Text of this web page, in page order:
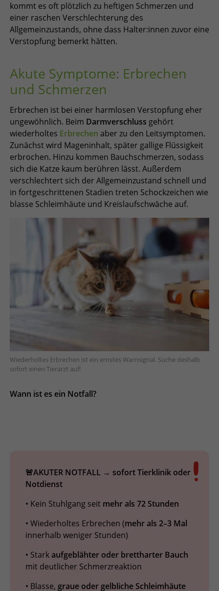
kommt es oft plötzlich zu heftigen Schmerzen und
einer raschen Verschlechterung des
Allgemeinzustands, ohne dass Halter:innen zuvor eine
Verstopfung bemerkt hätten.
Akute Symptome: Erbrechen
und Schmerzen
Erbrechen ist bei einer harmlosen Verstopfung eher
ungewöhnlich. Beim Darmverschluss gehört
wiederholtes Erbrechen aber zu den Leitsymptomen.
Zunächst wird Mageninhalt, später gallige Flüssigkeit
erbrochen. Hinzu kommen Bauchschmerzen, sodass
sich die Katze kaum berühren lässt. Außerdem
verschlechtert sich der Allgemeinzustand schnell und
in fortgeschrittenen Stadien treten Schockzeichen wie
blasse Schleimhäute und Kreislaufschwäche auf.
Wiederholtes Erbrechen ist ein ernstes Warnsignal. Suche deshalb
sofort einen Tierarzt auf!
Wann ist es ein Notfall?
🚨AKUTER NOTFALL → sofort Tierklinik oder
Notdienst
• Kein Stuhlgang seit mehr als 72 Stunden
• Wiederholtes Erbrechen (mehr als 2–3 Mal
innerhalb weniger Stunden)
• Starkaufgeblähter oder brettharter Bauch
mit deutlicher Schmerzreaktion
• Blasse, graue oder gelbliche Schleimhäute